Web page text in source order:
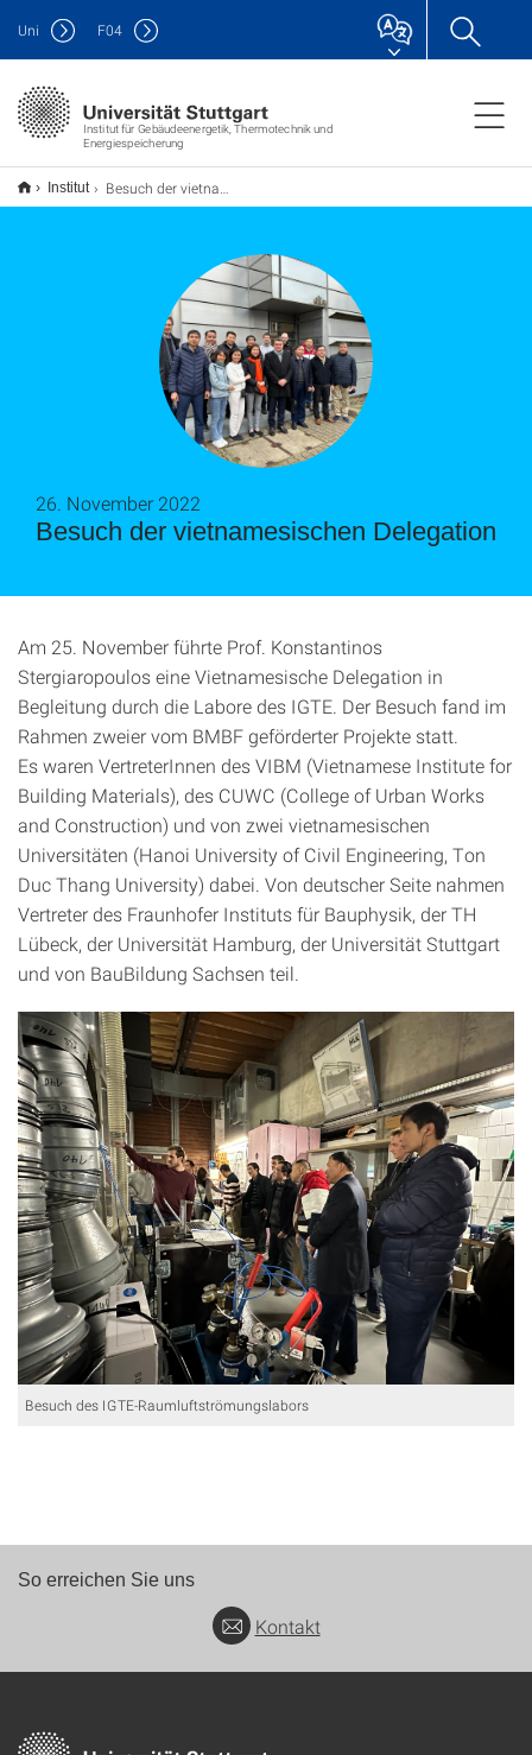
Institut für Gebäudeenergetik, Thermotechnik und
Energiespeicherung
Uni F04
Institut Besuch der vietnamesischen Delegation
Besuch der vietnamesischen Delegation
26. November 2022
Am 25. November führte Prof. Konstantinos
Stergiaropoulos eine Vietnamesische Delegation in
Begleitung durch die Labore des IGTE. Der Besuch fand im
Rahmen zweier vom BMBF geförderter Projekte statt.
Es waren VertreterInnen des VIBM (Vietnamese Institute for
Building Materials), des CUWC (College of Urban Works
and Construction) und von zwei vietnamesischen
Universitäten (Hanoi University of Civil Engineering, Ton
Duc Thang University) dabei. Von deutscher Seite nahmen
Vertreter des Fraunhofer Instituts für Bauphysik, der TH
Lübeck, der Universität Hamburg, der Universität Stuttgart
und von BauBildung Sachsen teil.
Besuch des IGTE-Raumluftströmungslabors
So erreichen Sie uns
Kontakt